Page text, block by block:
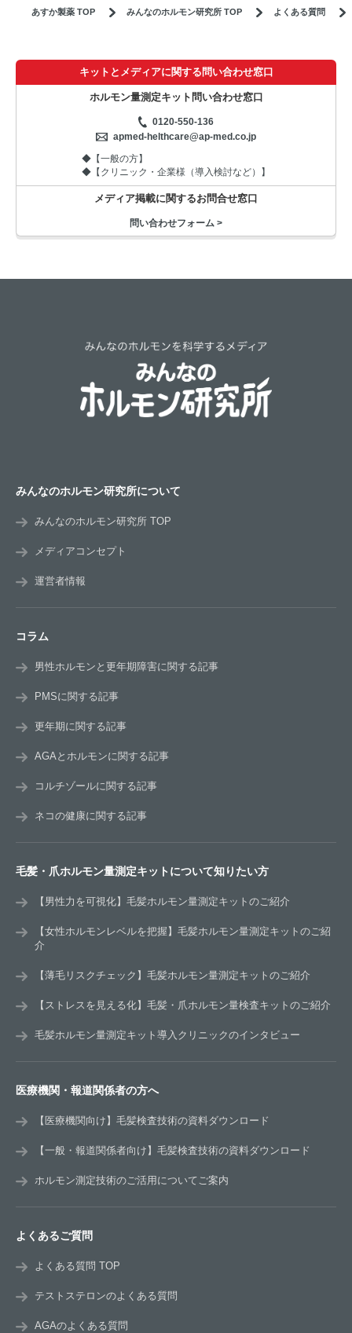
あすか製薬 TOP みんなのホルモン研究所 TOP よくある質問
キットとメディアに関する問い合わせ窓口
ホルモン量測定キット問い合わせ窓口
0120-550-136
apmed-helthcare@ap-med.co.jp
◆【一般の方】
◆【クリニック・企業様（導入検討など）】
メディア掲載に関するお問合せ窓口
問い合わせフォーム >
みんなのホルモン研究所について
みんなのホルモン研究所 TOP
メディアコンセプト
運営者情報
コラム
男性ホルモンと更年期障害に関する記事
PMSに関する記事
更年期に関する記事
AGAとホルモンに関する記事
コルチゾールに関する記事
ネコの健康に関する記事
毛髪・爪ホルモン量測定キットについて知りたい方
【男性力を可視化】毛髪ホルモン量測定キットのご紹介
【女性ホルモンレベルを把握】毛髪ホルモン量測定キットのご紹
介
【薄毛リスクチェック】毛髪ホルモン量測定キットのご紹介
【ストレスを見える化】毛髪・爪ホルモン量検査キットのご紹介
毛髪ホルモン量測定キット導入クリニックのインタビュー
医療機関・報道関係者の方へ
【医療機関向け】毛髪検査技術の資料ダウンロード
【一般・報道関係者向け】毛髪検査技術の資料ダウンロード
ホルモン測定技術のご活用についてご案内
よくあるご質問
よくある質問 TOP
テストステロンのよくある質問
AGAのよくある質問